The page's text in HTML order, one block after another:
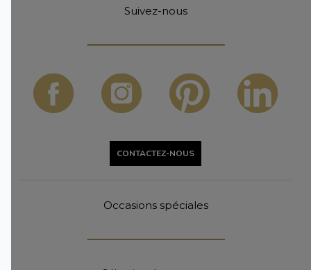
Suivez-nous
CONTACTEZ-NOUS
Occasions spéciales